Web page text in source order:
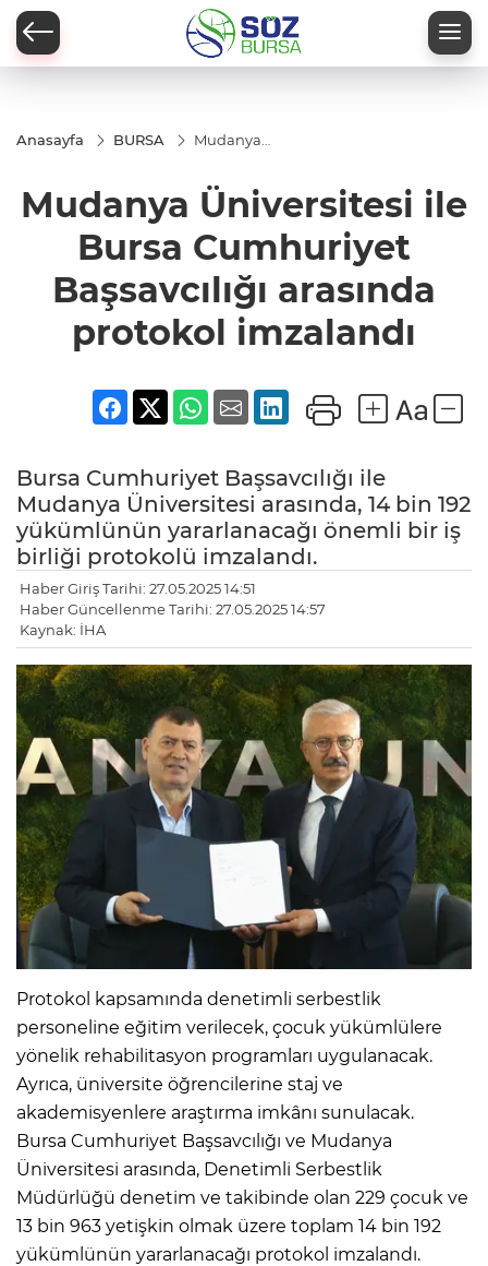
Anasayfa BURSA
Mudanya
Cumhuriyet
Başsavcılığı
protokol
imzalandı
Mudanya Üniversitesi ile
Bursa Cumhuriyet
Başsavcılığı arasında
protokol imzalandı
Bursa Cumhuriyet Başsavcılığı ile
Mudanya Üniversitesi arasında, 14 bin 192
yükümlünün yararlanacağı önemli bir iş
birliği protokolü imzalandı.
Haber Giriş Tarihi: 27.05.2025 14:51
Haber Güncellenme Tarihi: 27.05.2025 14:57
Kaynak: İHA
Protokol kapsamında denetimli serbestlik
personeline eğitim verilecek, çocuk yükümlülere
yönelik rehabilitasyon programları uygulanacak.
Ayrıca, üniversite öğrencilerine staj ve
akademisyenlere araştırma imkânı sunulacak.
Bursa Cumhuriyet Başsavcılığı ve Mudanya
Üniversitesi arasında, Denetimli Serbestlik
Müdürlüğü denetim ve takibinde olan 229 çocuk ve
13 bin 963 yetişkin olmak üzere toplam 14 bin 192
yükümlünün yararlanacağı protokol imzalandı.